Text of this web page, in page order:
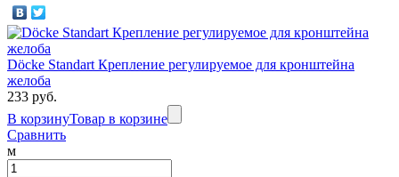
Döcke Standart Крепление регулируемое для кронштейна
желоба
233 руб.
В корзинуТовар в корзине
Сравнить
м